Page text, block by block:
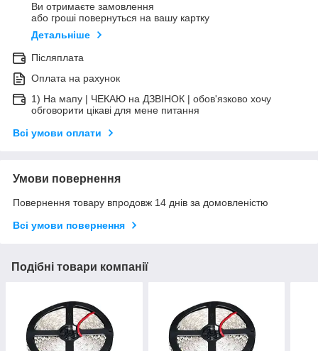
Ви отримаєте замовлення
або гроші повернуться на вашу картку
Детальніше
Післяплата
Оплата на рахунок
1) На мапу | ЧЕКАЮ на ДЗВІНОК | обов'язково хочу
обговорити цікаві для мене питання
Всі умови оплати
Умови повернення
Повернення товару впродовж 14 днів за домовленістю
Всі умови повернення
Подібні товари компанії